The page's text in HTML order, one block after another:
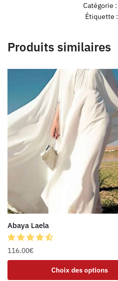
Catégorie :
Étiquette :
Produits similaires
Abaya Laela
116.00€
Choix des options